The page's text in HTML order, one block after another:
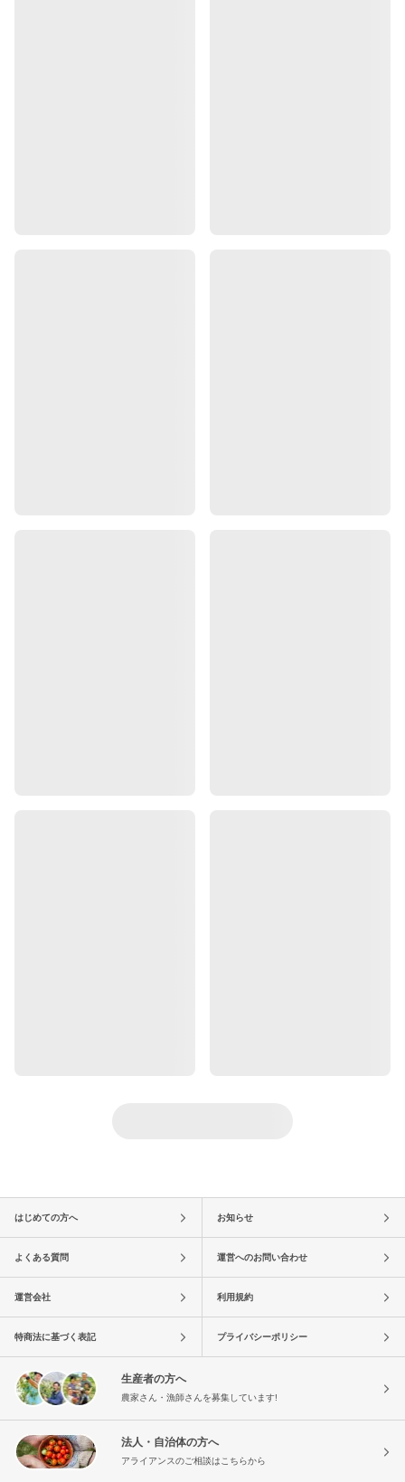
はじめての方へ お知らせ
よくある質問 運営へのお問い合わせ
運営会社 利用規約
特商法に基づく表記 プライバシーポリシー
生産者の方へ
農家さん・漁師さんを募集しています!
法人・自治体の方へ
アライアンスのご相談はこちらから